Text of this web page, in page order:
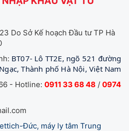
Do Sở Kế hoạch Đầu tư TP Hà
BT07- Lô TT2E, ngõ 521 đường
Thành phố Hà Nội, Việt Nam
- Hotline: 0911 33 68 48 / 0974
Đức, máy ly tâm Trung